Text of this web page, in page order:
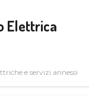
Elettrica
e servizi annessi